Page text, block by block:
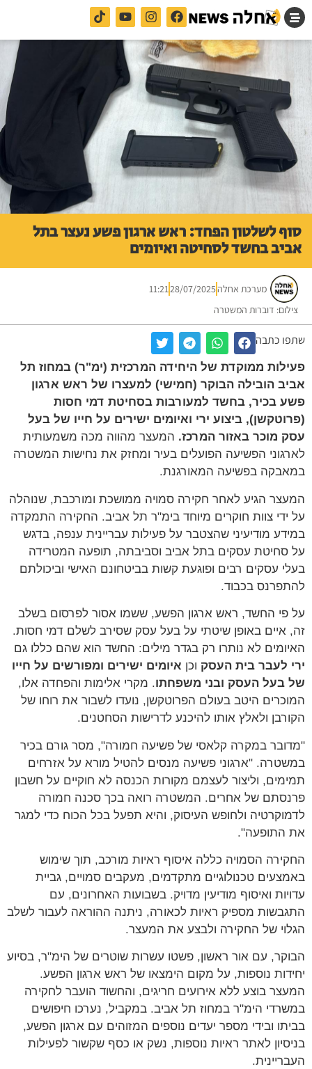
סוף לשלטון הפחד: ראש ארגון פשע נעצר בתל
אביב בחשד לסחיטה ואיומים
מערכת אחלה28/07/2025
11:21
צילום: דוברות המשטרה
שתפו כתבה
פעילות ממוקדת של היחידה המרכזית (ימ"ר) במחוז תל
אביב הובילה הבוקר (חמישי) למעצרו של ראש ארגון
פשע בכיר, בחשד למעורבות בסחיטת דמי חסות
(פרוטקשן), ביצוע ירי ואיומים ישירים על חייו של בעל
עסק מוכר באזור המרכז. המעצר מהווה מכה משמעותית
לארגוני הפשיעה הפועלים בעיר ומחזק את נחישות המשטרה
במאבקה בפשיעה המאורגנת.
המעצר הגיע לאחר חקירה סמויה ממושכת ומורכבת, שנוהלה
על ידי צוות חוקרים מיוחד בימ"ר תל אביב. החקירה התמקדה
במידע מודיעיני שהצטבר על פעילות עבריינית ענפה, בדגש
על סחיטת עסקים בתל אביב וסביבתה, תופעה המטרידה
בעלי עסקים רבים ופוגעת קשות בביטחונם האישי וביכולתם
להתפרנס בכבוד.
על פי החשד, ראש ארגון הפשע, ששמו אסור לפרסום בשלב
זה, איים באופן שיטתי על בעל עסק שסירב לשלם דמי חסות.
האיומים לא נותרו רק בגדר מילים: החשד הוא שהם כללו גם
ירי לעבר בית העסק וכן איומים ישירים ומפורשים על חייו
של בעל העסק ובני משפחתו. מקרי אלימות והפחדה אלו,
המוכרים היטב בעולם הפרוטקשן, נועדו לשבור את רוחו של
הקורבן ולאלץ אותו להיכנע לדרישות הסחטנים.
"מדובר במקרה קלאסי של פשיעה חמורה", מסר גורם בכיר
במשטרה. "ארגוני פשיעה מנסים להטיל מורא על אזרחים
תמימים, וליצור לעצמם מקורות הכנסה לא חוקיים על חשבון
פרנסתם של אחרים. המשטרה רואה בכך סכנה חמורה
לדמוקרטיה ולחופש העיסוק, והיא תפעל בכל הכוח כדי למגר
את התופעה".
החקירה הסמויה כללה איסוף ראיות מורכב, תוך שימוש
באמצעים טכנולוגיים מתקדמים, מעקבים סמויים, גביית
עדויות ואיסוף מודיעין מדויק. בשבועות האחרונים, עם
התגבשות מספיק ראיות לכאורה, ניתנה ההוראה לעבור לשלב
הגלוי של החקירה ולבצע את המעצר.
הבוקר, עם אור ראשון, פשטו עשרות שוטרים של הימ"ר, בסיוע
יחידות נוספות, על מקום הימצאו של ראש ארגון הפשע.
המעצר בוצע ללא אירועים חריגים, והחשוד הועבר לחקירה
במשרדי הימ"ר במחוז תל אביב. במקביל, נערכו חיפושים
בביתו ובידי מספר יעדים נוספים המזוהים עם ארגון הפשע,
בניסיון לאתר ראיות נוספות, נשק או כסף שקשור לפעילות
העבריינית.